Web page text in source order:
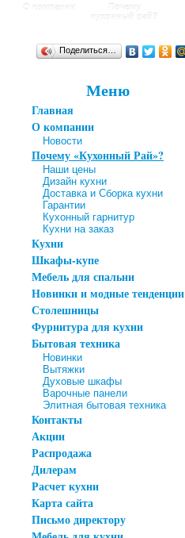
О компании
Почему
кухонный рай?
Поделиться…
Меню
Главная
О компании
Новости
Почему «Кухонный Рай»?
Наши цены
Дизайн кухни
Доставка и Сборка кухни
Гарантии
Кухонный гарнитур
Кухни на заказ
Кухни
Шкафы-купе
Мебель для спальни
Новинки и модные тенденции
Столешницы
Фурнитура для кухни
Бытовая техника
Новинки
Вытяжки
Духовые шкафы
Варочные панели
Элитная бытовая техника
Контакты
Акции
Распродажа
Дилерам
Расчет кухни
Карта сайта
Письмо директору